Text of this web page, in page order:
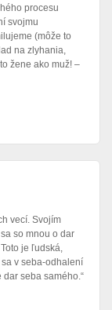
procesu
svojmu
(môže to
na zlyhania,
žene ako muž! –
vecí. Svojím
so mnou o dar
je ľudská,
v seba-odhalení
seba samého.“